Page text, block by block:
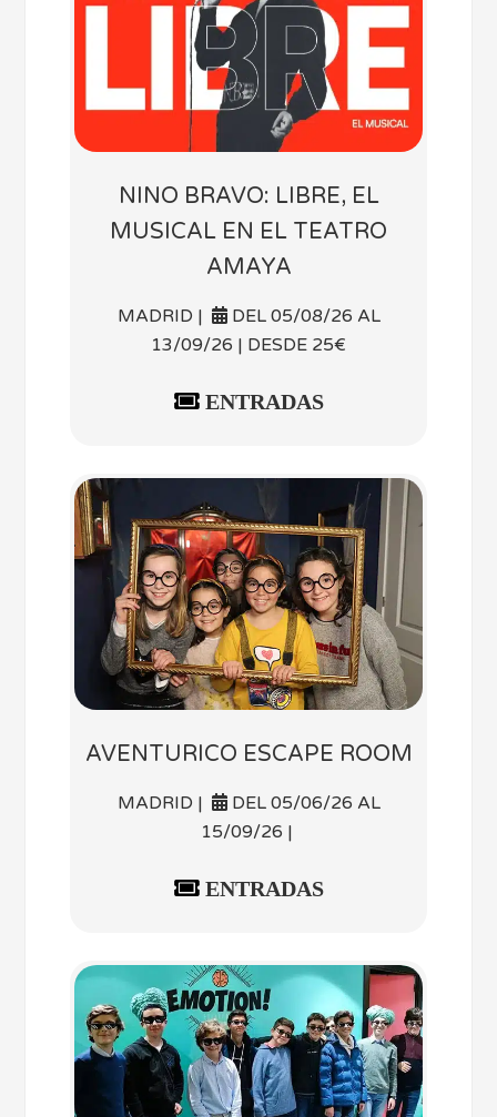
NINO BRAVO: LIBRE, EL
MUSICAL EN EL TEATRO
AMAYA
MADRID |
DEL 05/08/26 AL
13/09/26 | DESDE 25€
ENTRADAS
AVENTURICO ESCAPE ROOM
MADRID |
DEL 05/06/26 AL
15/09/26 |
ENTRADAS